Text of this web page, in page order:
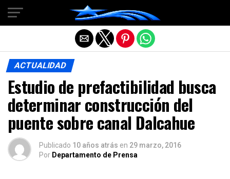
ACTUALIDAD
Estudio de prefactibilidad busca
determinar construcción del
puente sobre canal Dalcahue
Publicado 10 años atrás en 29 marzo, 2016
Por Departamento de Prensa
Salir de la versión móvil